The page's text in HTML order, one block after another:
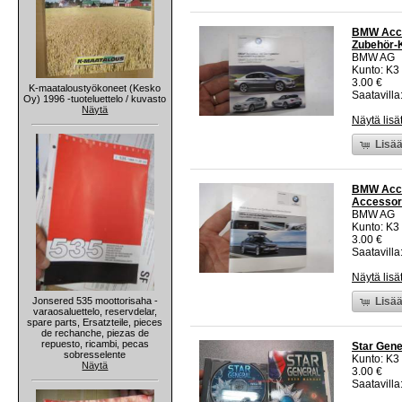
K-maataloustyökoneet (Kesko
Oy) 1996 -tuoteluettelo / kuvasto
Näytä
Jonsered 535 moottorisaha -
varaosaluettelo, reservdelar,
spare parts, Ersatzteile, pieces
de rechanche, piezas de
repuesto, ricambi, pecas
sobresselente
Näytä
BMW
Zubehör-
BMW AG
Kunto:
3.00 €
Näytä
BMW
BMW AG
Kunto:
3.00 €
Näytä
Star
Kunto:
3.00 €